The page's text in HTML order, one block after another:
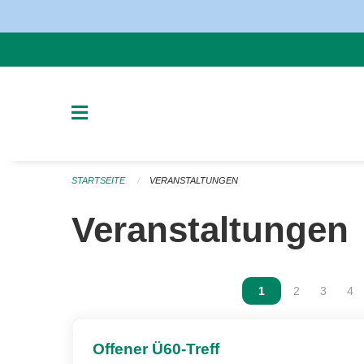
STARTSEITE VERANSTALTUNGEN
Veranstaltungen
Vous êtes sur la
1 Vous êtes
2 Vous
3 4
Offener Ü60-Treff